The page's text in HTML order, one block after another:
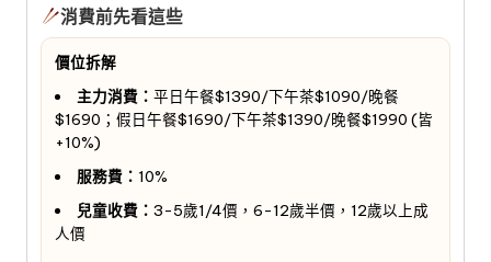
消費前先看這些
價位拆解
主力消費： 平日午餐$1390/下午茶$1090/晚餐
$1690；假日午餐$1690/下午茶$1390/晚餐$1990 (皆
+10%)
服務費： 10%
兒童收費： 3-5歲1/4價，6-12歲半價，12歲以上成
人價